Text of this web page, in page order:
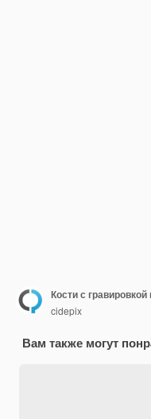
Кости с гравировкой
cidepix
Вам также могут